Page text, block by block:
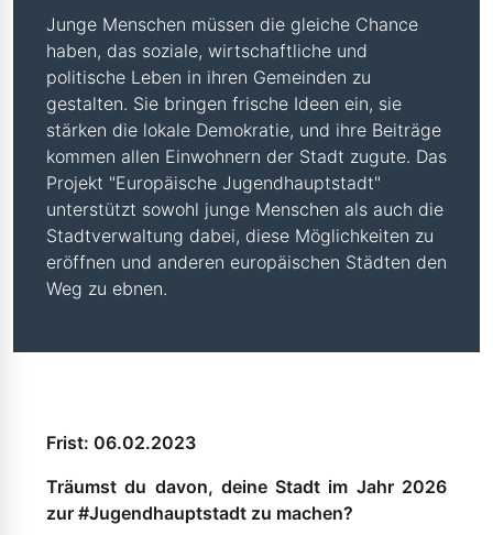
Junge Menschen müssen die gleiche Chance
haben, das soziale, wirtschaftliche und
politische Leben in ihren Gemeinden zu
gestalten. Sie bringen frische Ideen ein, sie
stärken die lokale Demokratie, und ihre Beiträge
kommen allen Einwohnern der Stadt zugute. Das
Projekt "Europäische Jugendhauptstadt"
unterstützt sowohl junge Menschen als auch die
Stadtverwaltung dabei, diese Möglichkeiten zu
eröffnen und anderen europäischen Städten den
Weg zu ebnen.
Frist: 06.02.2023
Träumst du davon, deine Stadt im Jahr 2026
zur #Jugendhauptstadt zu machen?